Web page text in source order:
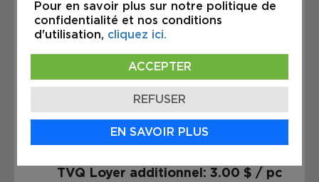
Hauteur libre: 22' à 25'
Pont-roulant: 1 de 5T
12') + 1(14' x 14') + 1(12' x 12')
Quais: 2 (8' x 9') avec niveleurs
Grand terrain clôturé
TVQ Loyer additionnel: 3.00 $ / pc
Pour en savoir plus sur notre politique de
confidentialité et nos conditions
d'utilisation, cliquez ici.
ACCEPTER
REFUSER
EN SAVOIR PLUS